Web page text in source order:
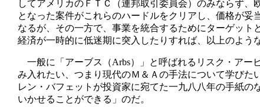
してアメリカのＦＴＣ（連邦取引委員会）のみならず
となった案件がこれらのハードルをクリアし、価格が
なるが、その一方で、事業を統合するためにターゲット
経済が一時的に低迷期に突入したりすれば、以上のよう
一般に「アーブス（Arbs）」と呼ばれるリスク・アー
み入れたい、つまり現代のＭ＆Ａの手法について学び
レン・バフェットが投資家に宛てた一九八八年の手紙
いかせることができる」のだ。